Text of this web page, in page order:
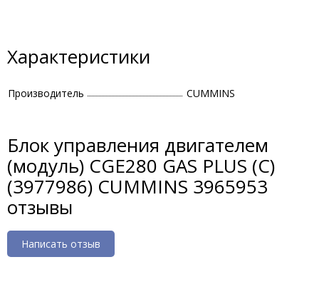
Характеристики
Производитель CUMMINS
Блок управления двигателем
(модуль) CGE280 GAS PLUS (C)
(3977986) CUMMINS 3965953
отзывы
Написать отзыв